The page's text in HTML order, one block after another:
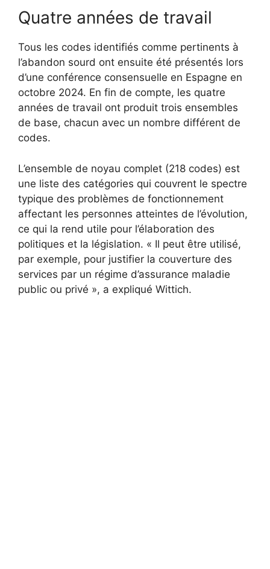
Quatre années de travail
Tous les codes identifiés comme pertinents à
l’abandon sourd ont ensuite été présentés lors
d’une conférence consensuelle en Espagne en
octobre 2024. En fin de compte, les quatre
années de travail ont produit trois ensembles
de base, chacun avec un nombre différent de
codes.
L’ensemble de noyau complet (218 codes) est
une liste des catégories qui couvrent le spectre
typique des problèmes de fonctionnement
affectant les personnes atteintes de l’évolution,
ce qui la rend utile pour l’élaboration des
politiques et la législation. « Il peut être utilisé,
par exemple, pour justifier la couverture des
services par un régime d’assurance maladie
public ou privé », a expliqué Wittich.